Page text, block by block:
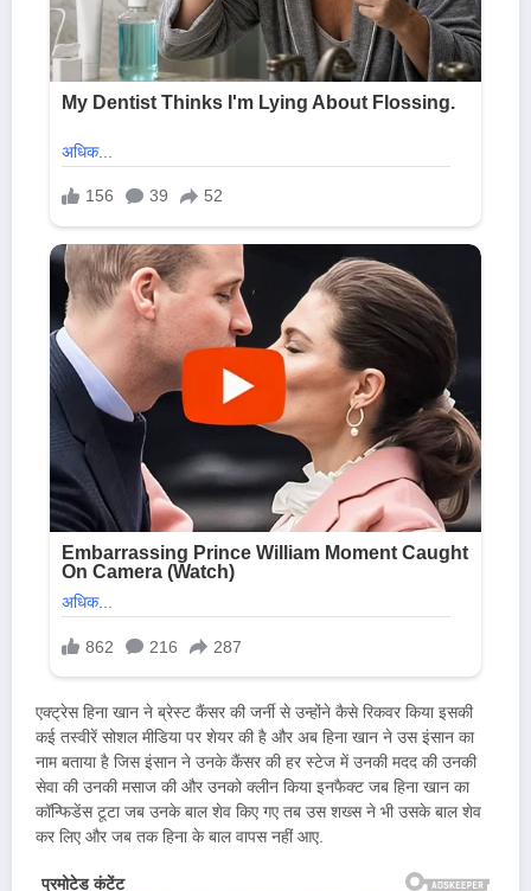
एक्ट्रेस हिना खान ने ब्रेस्ट कैंसर की जर्नी से उन्होंने कैसे रिकवर किया इसकी
कई तस्वीरें सोशल मीडिया पर शेयर की है और अब हिना खान ने उस इंसान का
नाम बताया है जिस इंसान ने उनके कैंसर की हर स्टेज में उनकी मदद की उनकी
सेवा की उनकी मसाज की और उनको क्लीन किया इनफैक्ट जब हिना खान का
कॉन्फिडेंस टूटा जब उनके बाल शेव किए गए तब उस शख्स ने भी उसके बाल शेव
कर लिए और जब तक हिना के बाल वापस नहीं आए.